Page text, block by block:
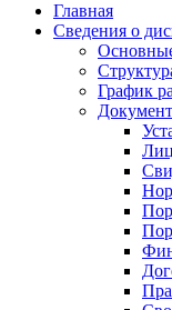
Главная
Сведения о
График